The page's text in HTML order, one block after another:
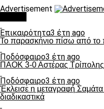
Advertisement
Επικαιρότητα3 έτη ago
Το παρασκήνιο πίσω από το
Ποδόσφαιρο3 έτη ago
ΠΑΟΚ 3-0 Αστέρας Τρίπολης
Ποδόσφαιρο3 έτη ago
Έκλεισε η μεταγραφή
διαδικαστικά